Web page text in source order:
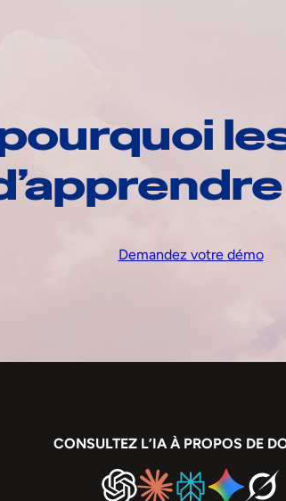
Demandez votre démo
CONSULTEZ L’IA À PROPOS DE